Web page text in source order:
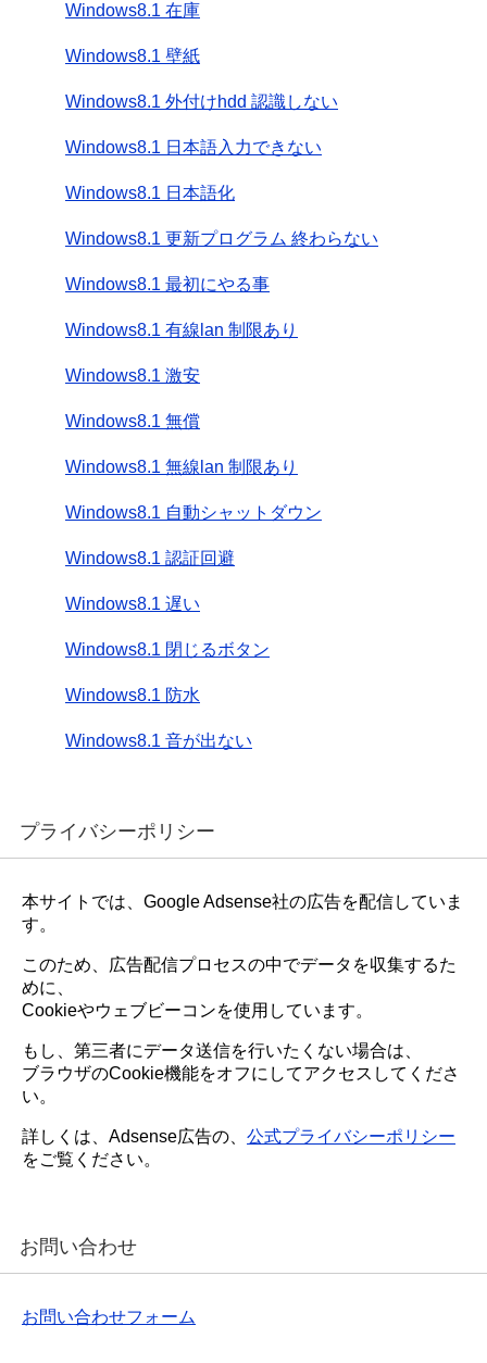
Windows8.1 在庫
Windows8.1 壁紙
Windows8.1 外付けhdd 認識しない
Windows8.1 日本語入力できない
Windows8.1 日本語化
Windows8.1 更新プログラム 終わらない
Windows8.1 最初にやる事
Windows8.1 有線lan 制限あり
Windows8.1 激安
Windows8.1 無償
Windows8.1 無線lan 制限あり
Windows8.1 自動シャットダウン
Windows8.1 認証回避
Windows8.1 遅い
Windows8.1 閉じるボタン
Windows8.1 防水
Windows8.1 音が出ない
プライバシーポリシー
本サイトでは、Google Adsense社の広告を配信していま
す。
このため、広告配信プロセスの中でデータを収集するた
めに、
Cookieやウェブビーコンを使用しています。
もし、第三者にデータ送信を行いたくない場合は、
ブラウザのCookie機能をオフにしてアクセスしてくださ
い。
詳しくは、Adsense広告の、 公式プライバシーポリシー
をご覧ください。
お問い合わせ
お問い合わせフォーム